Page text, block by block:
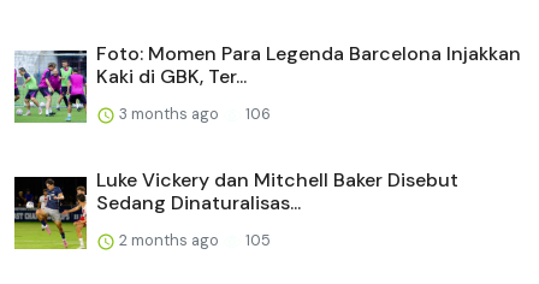
Foto: Momen Para Legenda Barcelona Injakkan
Kaki di GBK, Ter...
3 months ago 106
Luke Vickery dan Mitchell Baker Disebut
Sedang Dinaturalisas...
2 months ago 105